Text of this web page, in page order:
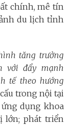
chính, mê tín
du lịch tỉnh
tăng trưởng
với đẩy mạnh
tế theo hướng
trong nội tại
dụng khoa
lớn; phát triển